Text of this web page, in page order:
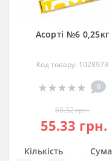
Асорті №6 0,25кг
Код товару: 1028973
0
60.32 грн.
55.33 грн.
Кількість Сума